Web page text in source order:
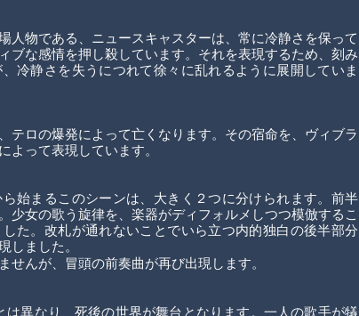
人物である、ニュースキャスターは、常に冷静さを保って
ブな感情を押し殺しています。それを表現するため、刻み
冷静さを失うにつれて徐々に乱れるように展開していま
テロの爆発によって亡くなります。その宿命を、ヴィブラ
よって表現しています。
始まるこのシーンは、大きく２つに分けられます。前半
少女の歌う旋律を、楽器がディフォルメしつつ模倣するこ
た。改札が通れないことでいら立つ内的独白の後半部分
しました。
せんが、冒頭の前奏曲が再び出現します。
は異なり、死後の世界が舞台となります。一人の歌手が犠